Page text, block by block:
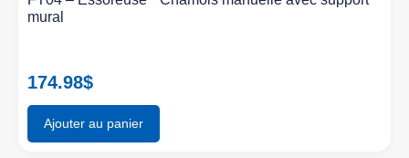
mural
174.98$
Ajouter au panier